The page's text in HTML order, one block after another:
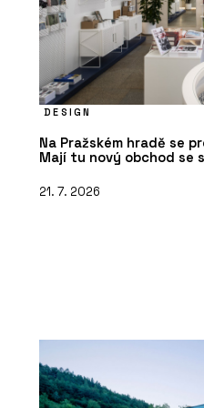
DESIGN
Na Pražském hradě se
Mají tu nový obchod se
21. 7. 2026